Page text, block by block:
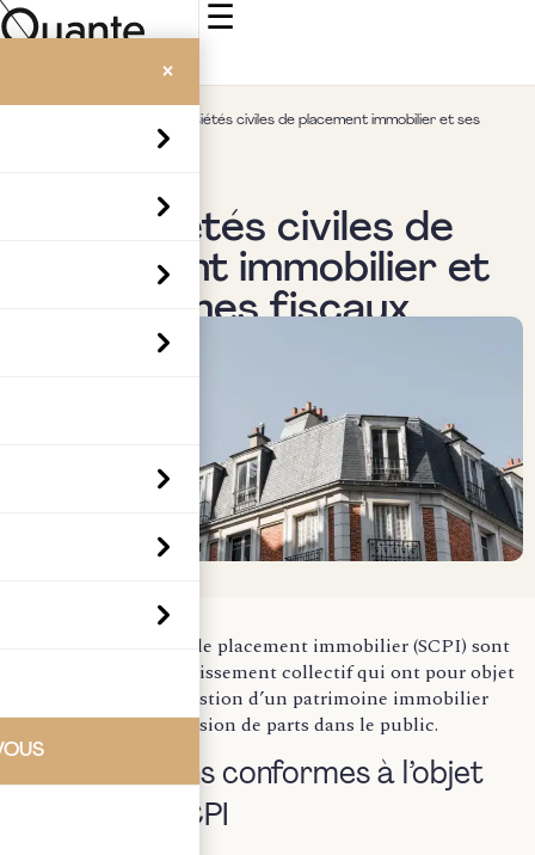
☰
×
Les sociétés civiles de placement immobilier et ses
Les sociétés civiles de
placement immobilier et
ses régimes fiscaux
Les sociétés civiles de placement immobilier (SCPI) sont
des sociétés d’investissement collectif qui ont pour objet
l’acquisition et la gestion d’un patrimoine immobilier
locatif grâce à l’émission de parts dans le public.
I – Opérations conformes à l’objet
social des SCPI